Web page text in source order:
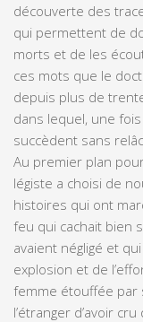
découverte des
qui permettent de
morts et de les
ces mots que le
depuis plus de
dans lequel, une
succèdent sans
Au premier plan
légiste a choisi de
histoires qui ont
feu qui cachait bien
avaient négligé et
explosion et de
femme étouffée par
l’étranger d’avoir